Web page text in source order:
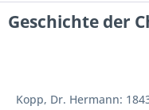
Geschichte der
Kopp, Dr. Hermann: